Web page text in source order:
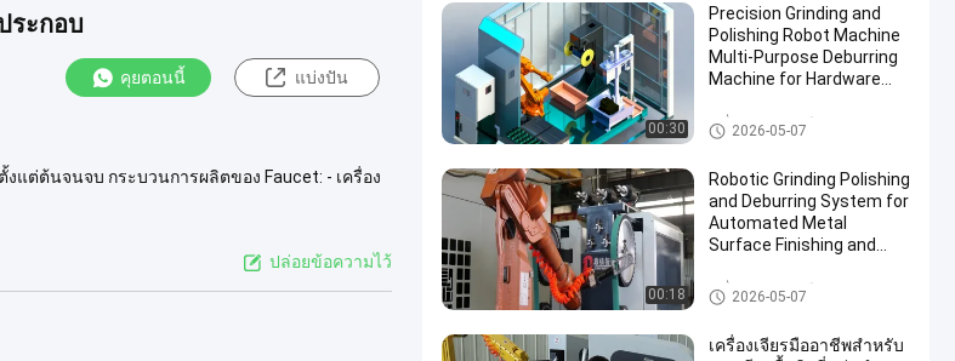
ระกอบ
คุยตอนนี้ แบ่งปัน
แต่ต้นจนจบ กระบวนการผลิตของ Faucet: - เครื่อง
ปล่อยข้อความไว้
00:30
Precision Grinding and
Polishing Robot Machine
Multi-Purpose Deburring
Machine for Hardware
Manufacturing
เครื่องบดและเคลือบ
2026-05-07
00:18
Robotic Grinding Polishing
and Deburring System for
Automated Metal
Surface Finishing and
เครื่องบดและเคลือบ
2026-05-07
เครื่องเจียรมืออาชีพสำหรับ